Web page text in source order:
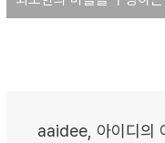
aaidee, 아이디의